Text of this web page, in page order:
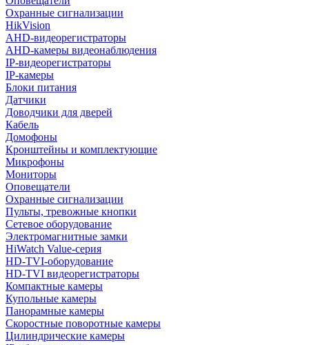
Охранные сигнализации
HikVision
AHD-видеорегистраторы
AHD-камеры видеонаблюдения
IP-видеорегистраторы
IP-камеры
Блоки питания
Датчики
Доводчики для дверей
Кабель
Домофоны
Кронштейны и комплектующие
Микрофоны
Мониторы
Оповещатели
Охранные сигнализации
Пульты, тревожные кнопки
Сетевое оборудование
Электромагнитные замки
HiWatch Value-серия
HD-TVI-оборудование
HD-TVI видеорегистраторы
Компактные камеры
Купольные камеры
Панорамные камеры
Скоростные поворотные камеры
Цилиндрические камеры